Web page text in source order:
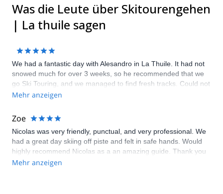
Was die Leute über Skitourengehen
| La thuile sagen
We had a fantastic day with Alesandro in La Thuile. It had not
snowed much for over 3 weeks, so he recommended that we
go Ski Touring, and we managed to find fresh tracks. Could not
have gone better!
Mehr anzeigen
Zoe
Nicolas was very friendly, punctual, and very professional. We
had a great day skiing off piste and felt in safe hands. Would
highly recommend Nicolas as a an amazing guide. Thank you
for what was a great day! All 7 of us loved it.
Mehr anzeigen